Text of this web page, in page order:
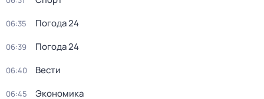
06:35 Погода 24
06:39 Погода 24
06:40 Вести
06:45 Экономика